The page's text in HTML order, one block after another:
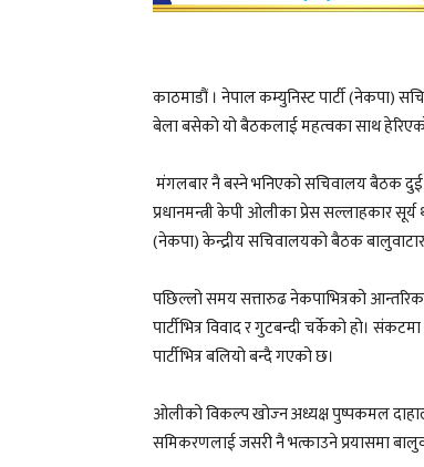
काठमाडौं । नेपाल कम्युनिस्ट पार्टी (नेकपा)
बेला बसेको यो बैठकलाई महत्वका साथ
मंगलबार नै बस्ने भनिएको सचिवालय बैठक दुई
प्रधानमन्त्री केपी ओलीका प्रेस सल्लाहकार
(नेकपा) केन्द्रीय सचिवालयको बैठक
पछिल्लो समय सत्तारुढ नेकपाभित्रको
पार्टीभित्र विवाद र गुटबन्दी चर्केको हो।
पार्टीभित्र बलियो बन्दै गएको छ।
ओलीको विकल्प खोज्‍न अध्यक्ष पुष्पकमल
समिकरणलाई जसरी नै भत्काउने प्रयासमा